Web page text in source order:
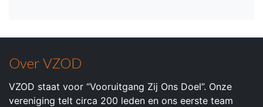
Over VZOD
VZOD staat voor “Vooruitgang Zij Ons Doel”. Onze
vereniging telt circa 200 leden en ons eerste team